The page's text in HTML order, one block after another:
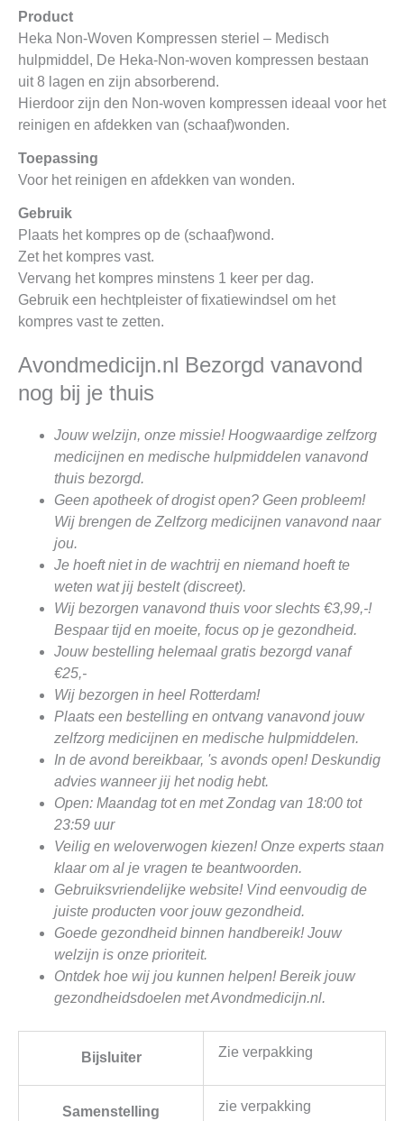
Product
Heka Non-Woven Kompressen steriel – Medisch
hulpmiddel, De Heka-Non-woven kompressen bestaan
uit 8 lagen en zijn absorberend.
Hierdoor zijn den Non-woven kompressen ideaal voor het
reinigen en afdekken van (schaaf)wonden.
Toepassing
Voor het reinigen en afdekken van wonden.
Gebruik
Plaats het kompres op de (schaaf)wond.
Zet het kompres vast.
Vervang het kompres minstens 1 keer per dag.
Gebruik een hechtpleister of fixatiewindsel om het
kompres vast te zetten.
Avondmedicijn.nl Bezorgd vanavond
nog bij je thuis
Jouw welzijn, onze missie! Hoogwaardige zelfzorg
medicijnen en medische hulpmiddelen vanavond
thuis bezorgd.
Geen apotheek of drogist open? Geen probleem!
Wij brengen de Zelfzorg medicijnen vanavond naar
jou.
Je hoeft niet in de wachtrij en niemand hoeft te
weten wat jij bestelt (discreet).
Wij bezorgen vanavond thuis voor slechts €3,99,-!
Bespaar tijd en moeite, focus op je gezondheid.
Jouw bestelling helemaal gratis bezorgd vanaf
€25,-
Wij bezorgen in heel Rotterdam!
Plaats een bestelling en ontvang vanavond jouw
zelfzorg medicijnen en medische hulpmiddelen.
In de avond bereikbaar, 's avonds open! Deskundig
advies wanneer jij het nodig hebt.
Open: Maandag tot en met Zondag van 18:00 tot
23:59 uur
Veilig en weloverwogen kiezen! Onze experts staan
klaar om al je vragen te beantwoorden.
Gebruiksvriendelijke website! Vind eenvoudig de
juiste producten voor jouw gezondheid.
Goede gezondheid binnen handbereik! Jouw
welzijn is onze prioriteit.
Ontdek hoe wij jou kunnen helpen! Bereik jouw
gezondheidsdoelen met Avondmedicijn.nl.
Bijsluiter Zie verpakking
Samenstelling zie verpakking